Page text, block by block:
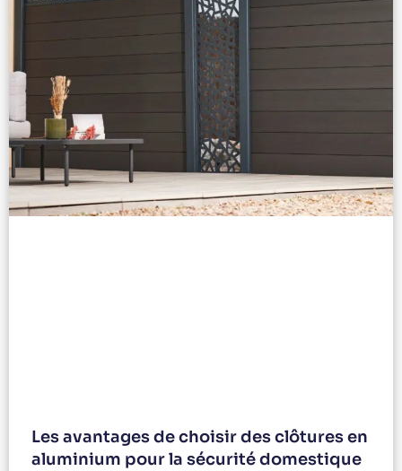
Les avantages de choisir des clôtures en
aluminium pour la sécurité domestique